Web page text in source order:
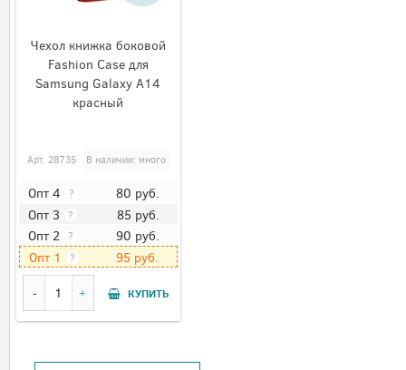
Чехол книжка боковой
Fashion Case для
Samsung Galaxy A14
красный
Арт. 28735 В наличии: много
Опт 4 ? 80 руб.
Опт 3 ? 85 руб.
Опт 2 ? 90 руб.
Опт 1 ? 95 руб.
КУПИТЬ